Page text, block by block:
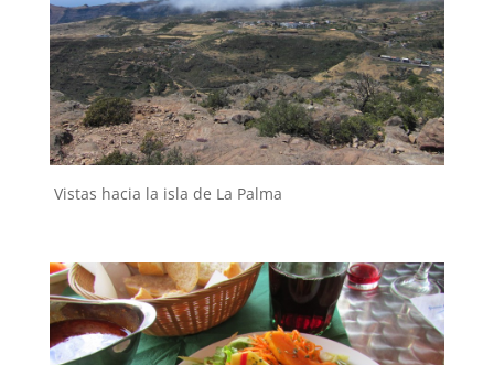
Vistas hacia la isla de La Palma